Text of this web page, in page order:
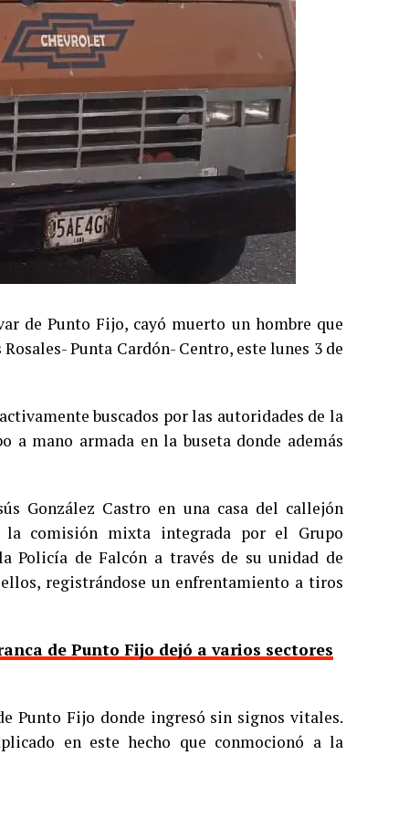
de Punto Fijo, cayó muerto un hombre que
Punta Cardón- Centro, este lunes 3 de
buscados por las autoridades de la
a mano armada en la buseta donde además
González Castro en una casa del callejón
comisión mixta integrada por el Grupo
Policía de Falcón a través de su unidad de
registrándose un enfrentamiento a tiros
de Punto Fijo dejó a varios sectores
Punto Fijo donde ingresó sin signos vitales.
en este hecho que conmocionó a la